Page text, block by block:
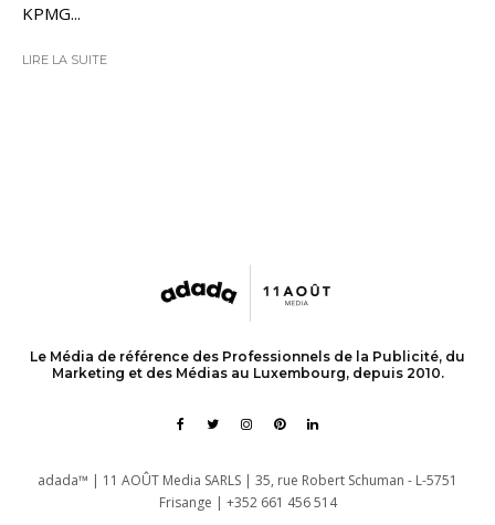
KPMG...
LIRE LA SUITE
Le Média de référence des Professionnels de la Publicité, du
Marketing et des Médias au Luxembourg, depuis 2010.
adada™ | 11 AOÛT Media SARLS | 35, rue Robert Schuman - L-5751
Frisange | +352 661 456 514